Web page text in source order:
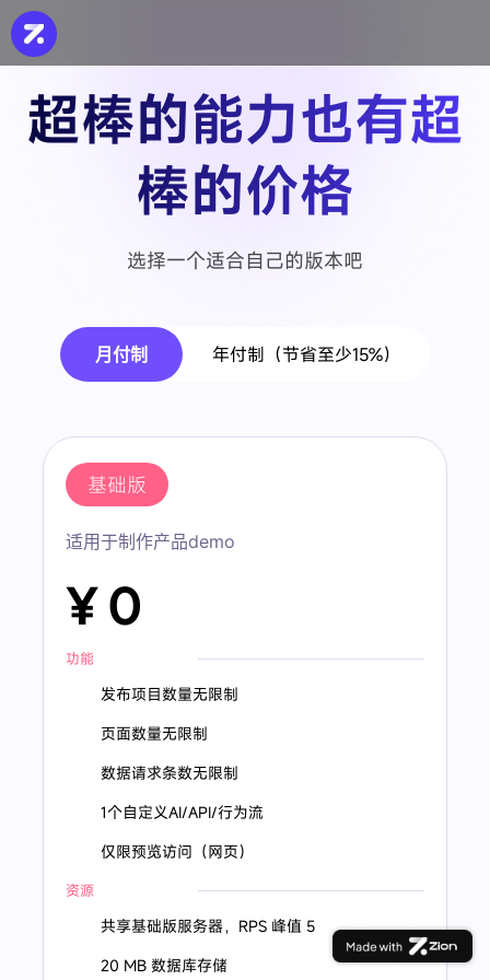
超棒的能力也有超
棒的价格
选择一个适合自己的版本吧
月付制 年付制（节省至少15%）
基础版
适用于制作产品demo
¥ 0
功能
发布项目数量无限制
页面数量无限制
数据请求条数无限制
1个自定义AI/API/行为流
仅限预览访问（网页）
资源
共享基础版服务器，RPS 峰值 5
20 MB 数据库存储
帮助文档
提供详细的产品使用说
帮助文档
提供详细的产品使用说
社区
论、经验交流的平台
社区
论、经验交流的平台